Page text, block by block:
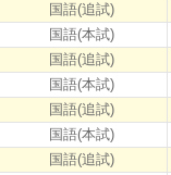
国語(追試)
国語(本試)
国語(追試)
国語(本試)
国語(追試)
国語(本試)
国語(追試)